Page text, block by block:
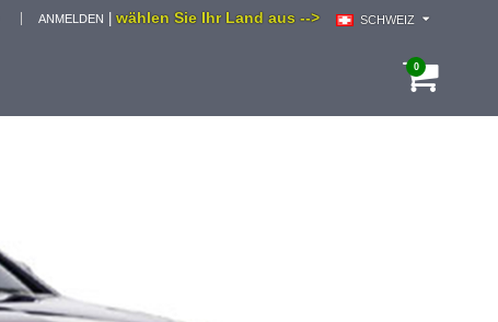
wählen Sie Ihr Land aus --> SCHWEIZ
ANMELDEN
0